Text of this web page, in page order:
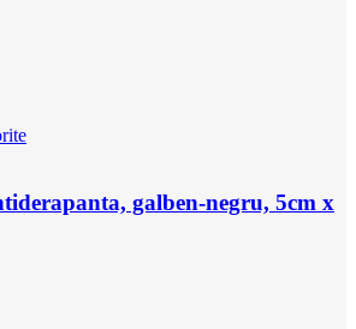
galben-negru, 5cm x